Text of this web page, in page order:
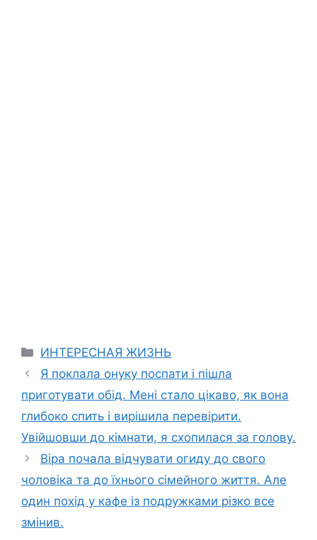
Categories
ИНТЕРЕСНАЯ ЖИЗНЬ
Я поклала онуку поспати і пішла
приготувати обід. Мені стало цікаво, як вона
глибоко спить і вирішила перевірити.
Увійшовши до кімнати, я схопилася за голову.
Віра почала відчувати огиду до свого
чоловіка та до їхнього сімейного життя. Але
один похід у кафе із подружками різко все
змінив.